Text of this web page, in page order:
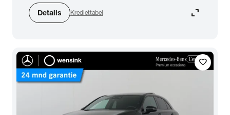
Details Krediettabel expand_content
favorite